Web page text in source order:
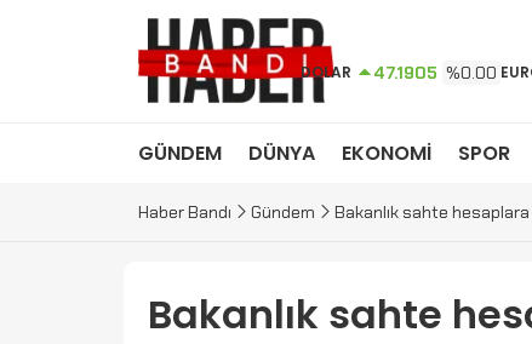
DOLAR 47.1905 %0.00
GÜNDEM DÜNYA EKONOMİ SPOR
Haber Bandı Gündem Bakanlık sahte hesaplara
Bakanlık sahte